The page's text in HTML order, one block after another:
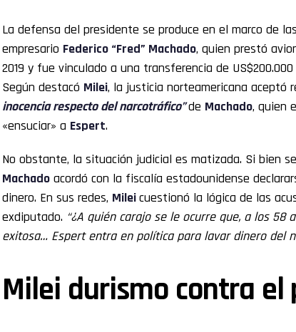
La defensa del presidente se produce en el marco de
empresario Federico “Fred” Machado, quien prestó
2019 y fue vinculado a una transferencia de
Según destacó Milei, la justicia norteamericana aceptó
inocencia respecto del narcotráfico”de Machado, quien
«ensuciar» a Espert.
No obstante, la situación judicial es matizada. Si bien
Machado acordó con la fiscalía estadounidense
dinero. En sus redes, Mileicuestionó la lógica de las
exdiputado. “¿A quién carajo se le ocurre que, a los 58
exitosa… Espert entra en política para lavar dinero del
Milei durismo contra el